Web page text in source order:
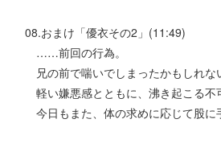
08.おまけ「優衣その2」(11:49)
……前回の行為。
兄の前で喘いでしまったかもしれな
軽い嫌悪感とともに、沸き起こる不
今日もまた、体の求めに応じて股に